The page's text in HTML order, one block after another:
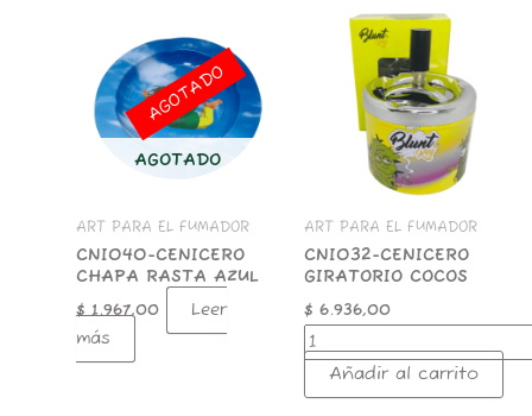
AGOTADO
ART PARA EL FUMADOR
CNI040-CENICERO
CHAPA RASTA AZUL
$1.967,00
Leer
más
AGOTADO
ART PARA EL FUMADOR
CNI032-CENICERO
GIRATORIO COCOS
$ 6.936,00
CNI032-
CENICERO
GIRATORIO
COCOS
cantidad
Añadir al carrito